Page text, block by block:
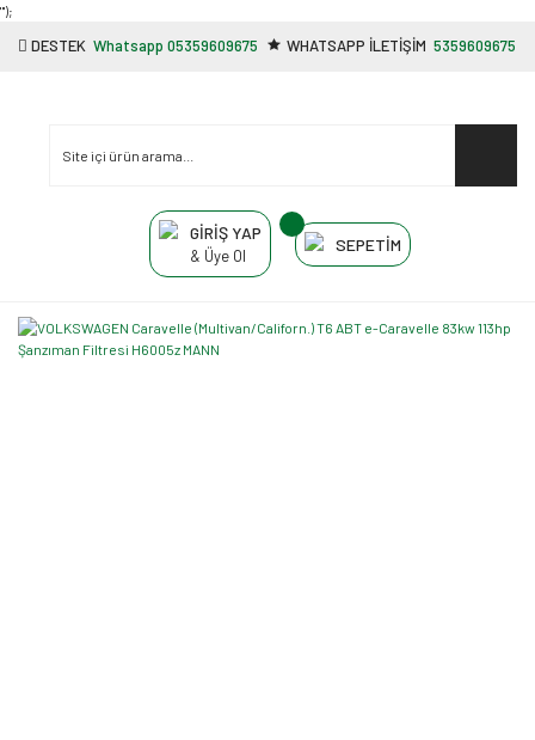
"');
DESTEK Whatsapp 05359609675 WHATSAPP İLETİŞİM 5359609675
GİRİŞ YAP
& Üye Ol
SEPETİM